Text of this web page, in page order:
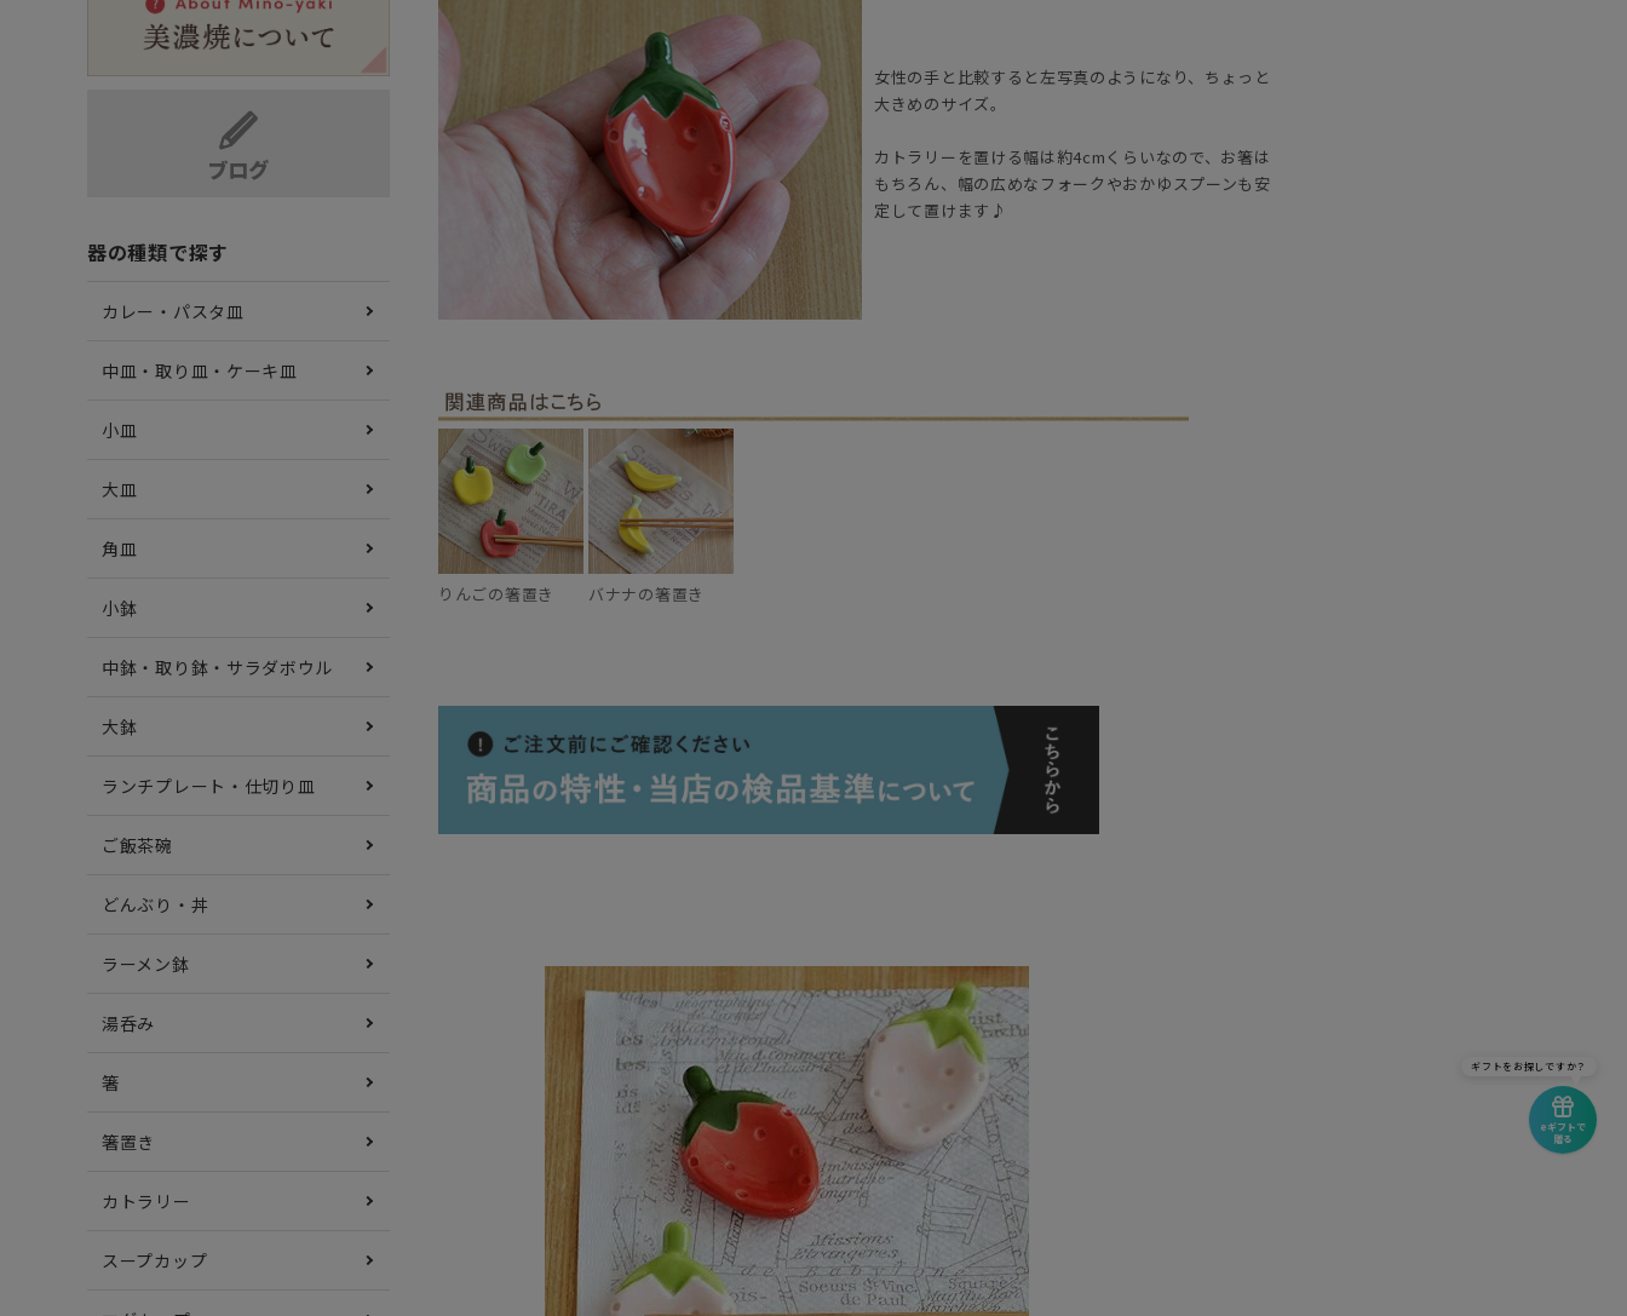
器の種類で探す
カレー・パスタ皿
中皿・取り皿・ケーキ皿
小皿
大皿
角皿
小鉢
中鉢・取り鉢・サラダボウル
大鉢
ランチプレート・仕切り皿
ご飯茶碗
どんぶり・丼
ラーメン鉢
湯呑み
箸
箸置き
カトラリー
スープカップ
女性の手と比較すると左写真のようになり、ちょっと
大きめのサイズ。
カトラリーを置ける幅は約4cmくらいなので、お箸は
もちろん、幅の広めなフォークやおかゆスプーンも安
定して置けます♪
りんごの箸置き バナナの箸置き
eギフトで
贈る
ギフトをお探しですか？